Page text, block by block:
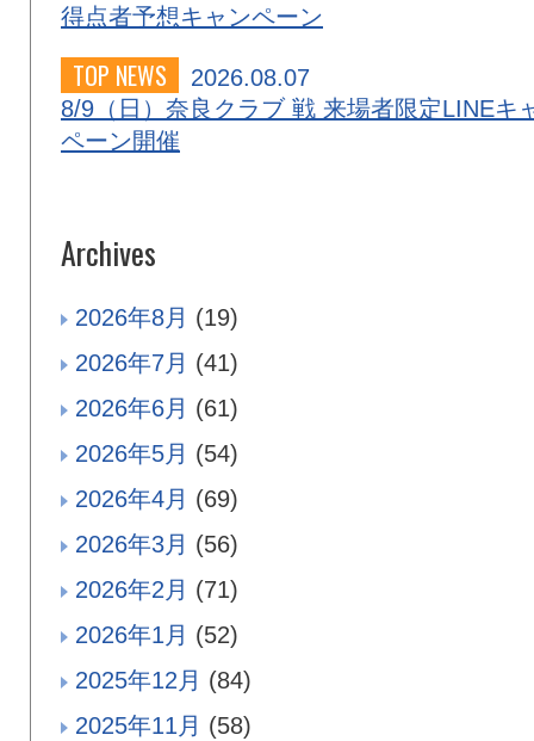
得点者予想キャンペーン
TOP NEWS
2026.08.07
8/9（日）奈良クラブ 戦 来場者限定LINEキ
ペーン開催
Archives
2026年8月 (19)
2026年7月 (41)
2026年6月 (61)
2026年5月 (54)
2026年4月 (69)
2026年3月 (56)
2026年2月 (71)
2026年1月 (52)
2025年12月 (84)
2025年11月 (58)